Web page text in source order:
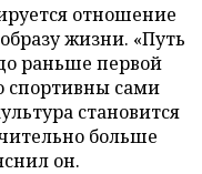
отношение
жизни. «Путь
раньше первой
спортивны сами
становится
больше
он.